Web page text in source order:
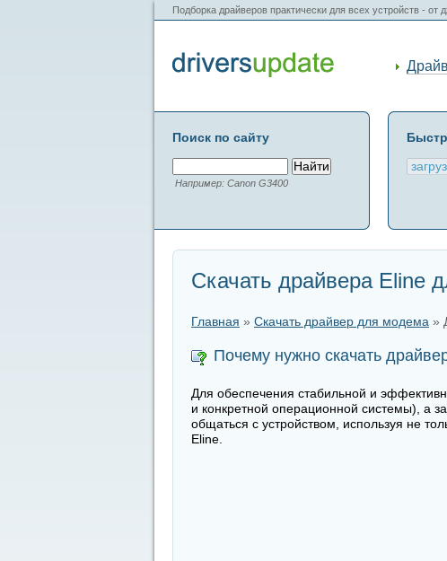
Подборка драйверов практически для всех устройств -
Поиск по сайту
Например: Canon G3400
Скачать драйвера Eline
Главная » Скачать драйвер для модема »
Почему нужно скачать
Для обеспечения стабильной и
и конкретной операционной системы), а
общаться с устройством, используя не
Eline.